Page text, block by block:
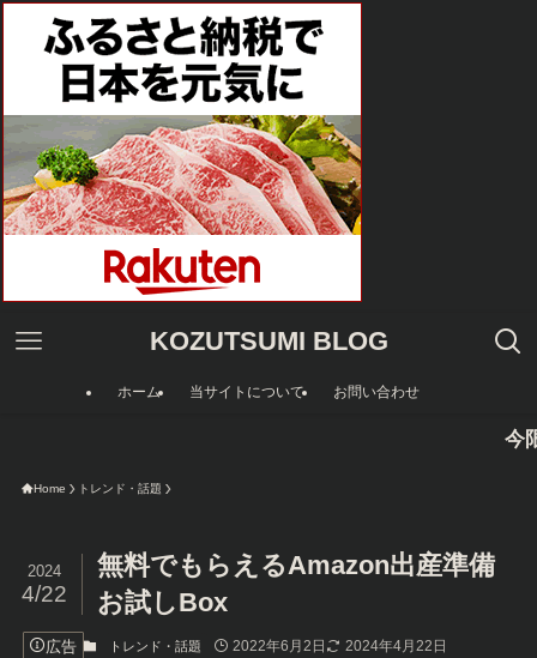
KOZUTSUMI BLOG
ホーム 当サイトについて お問い合わせ
今限定の
Home トレンド・話題
無料でもらえるAmazon出産準備
お試しBox
2024
4/22
広告 トレンド・話題 2022年6月2日 2024年4月22日